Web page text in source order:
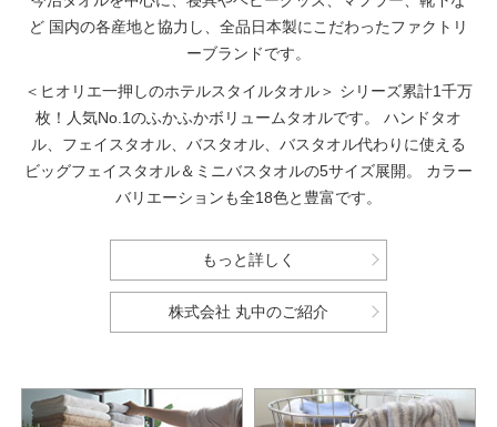
ど 国内の各産地と協力し、全品日本製にこだわったファクトリ
ーブランドです。
＜ヒオリエ一押しのホテルスタイルタオル＞ シリーズ累計1千万
枚！人気No.1のふかふかボリュームタオルです。
ハンドタオ
ル、フェイスタオル、バスタオル、バスタオル代わりに使える
ビッグフェイスタオル＆ミニバスタオルの5サイズ展開。
カラー
バリエーションも全18色と豊富です。
もっと詳しく
株式会社 丸中のご紹介